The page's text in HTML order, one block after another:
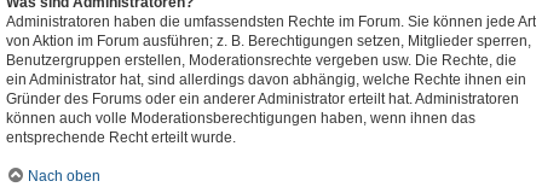
Administratoren haben die umfassendsten Rechte im Forum. Sie können jede Art
von Aktion im Forum ausführen; z. B. Berechtigungen setzen, Mitglieder sperren,
Benutzergruppen erstellen, Moderationsrechte vergeben usw. Die Rechte, die
ein Administrator hat, sind allerdings davon abhängig, welche Rechte ihnen ein
Gründer des Forums oder ein anderer Administrator erteilt hat. Administratoren
können auch volle Moderationsberechtigungen haben, wenn ihnen das
entsprechende Recht erteilt wurde.
Nach oben